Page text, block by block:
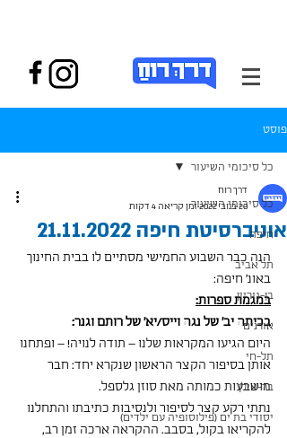
פוסט
כל סיכומי השיעור
חיפה
תל אביב
בן-גוריון
אורנים
תל-חי
בר-אילן
יסודי בת ים (פילוסופיה עם ילדים)
כל סיכומי השיעור
אוניברסיטת חיפה 21.11.2022
דרך רוח
20 בנוב׳ 2022
זמן קריאה 4 דקות
הנה כבר השבוע החמישי מסתיים לו בבית החינוך
באונ' חיפה:
במגמת ספרות:
בכיתה יב' של נגה וייס/יא' של רותם וגנר:
היום הגיעו המקראות שלנו – תודה לנויה! – ופתחנו
אותן בסיפור הקצר הראשון שנקרא יחד: חבר
מושבעות כמותה מאת סוזן גלספל.
נתתי רקע קצר לסיפור ולנסיבות כתיבתו והתחלנו
להקריאו בקול, בסבב. ההקראה ארכה זמן רב,